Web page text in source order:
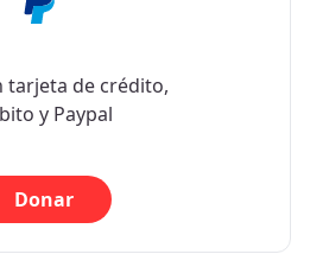
tarjeta de crédito,
y Paypal
Donar